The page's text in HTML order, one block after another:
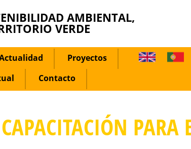
AMBIENTAL,
VERDE
Proyectos
Contacto
PARA